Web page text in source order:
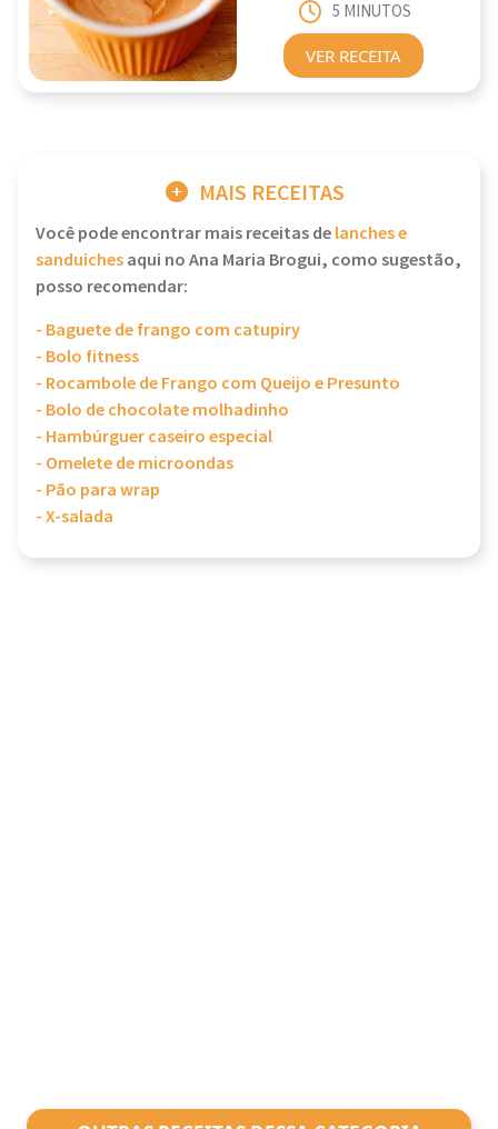
5 MINUTOS
VER RECEITA
MAIS RECEITAS
Você pode encontrar mais receitas delanches e
sanduíchesaqui no Ana Maria Brogui, como sugestão,
posso recomendar:
- Baguete de frango com catupiry
- Bolo fitness
- Rocambole de Frango com Queijo e Presunto
- Bolo de chocolate molhadinho
- Hambúrguer caseiro especial
- Omelete de microondas
- Pão para wrap
- X-salada